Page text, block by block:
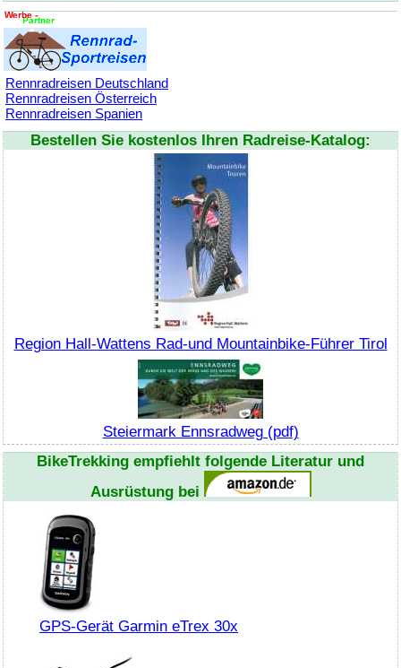
Rennradreisen Deutschland
Rennradreisen Österreich
Rennradreisen Spanien
Bestellen Sie kostenlos Ihren Radreise-Katalog:
Region Hall-Wattens Rad-und Mountainbike-Führer Tirol
Steiermark Ennsradweg (pdf)
BikeTrekking empfiehlt folgende Literatur und
Ausrüstung bei
GPS-Gerät Garmin eTrex 30x